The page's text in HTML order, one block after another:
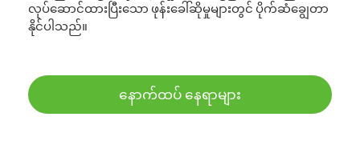
လုပ်ဆောင်ထားပြီးသော ဖုန်းခေါ်ဆိုမှုများတွင် ပိုက်ဆံချွေတာ
နိုင်ပါသည်။
နောက်ထပ် နေရာများ